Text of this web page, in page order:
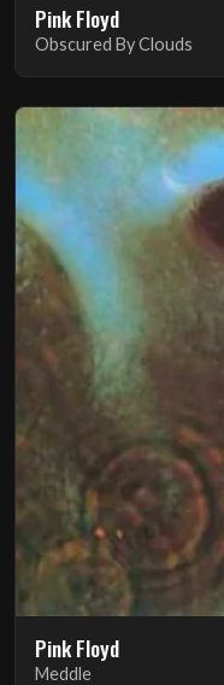
Pink Floyd
Obscured By Clouds
Pink Floyd
Meddle